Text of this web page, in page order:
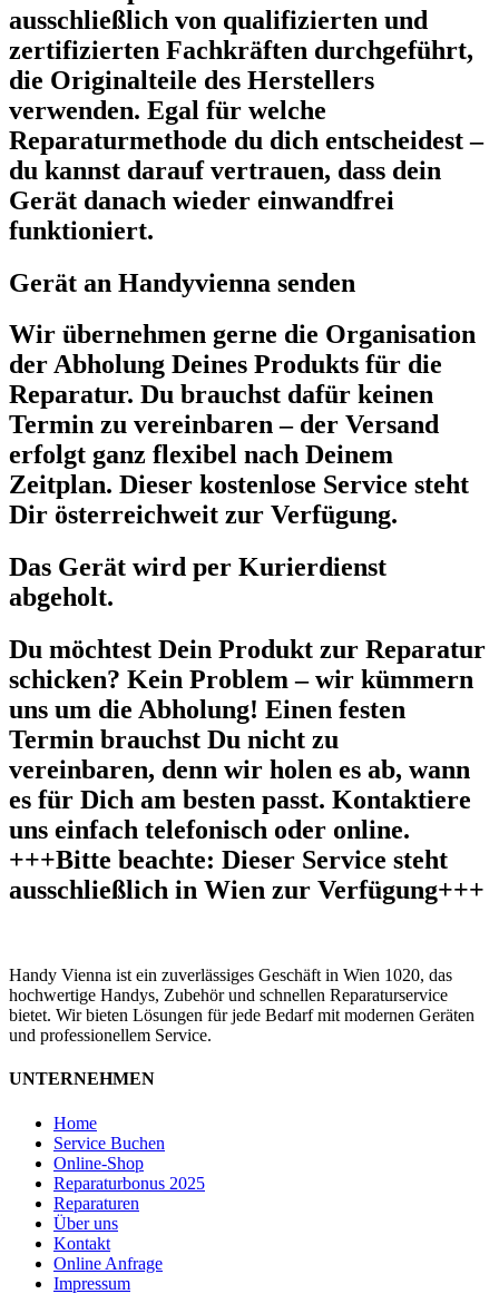
ausschließlich von qualifizierten und
zertifizierten Fachkräften durchgeführt,
die Originalteile des Herstellers
verwenden. Egal für welche
Reparaturmethode du dich entscheidest –
du kannst darauf vertrauen, dass dein
Gerät danach wieder einwandfrei
funktioniert.
Gerät an Handyvienna senden
Wir übernehmen gerne die Organisation
der Abholung Deines Produkts für die
Reparatur. Du brauchst dafür keinen
Termin zu vereinbaren – der Versand
erfolgt ganz flexibel nach Deinem
Zeitplan. Dieser kostenlose Service steht
Dir österreichweit zur Verfügung.
Das Gerät wird per Kurierdienst
abgeholt.
Du möchtest Dein Produkt zur Reparatur
schicken? Kein Problem – wir kümmern
uns um die Abholung! Einen festen
Termin brauchst Du nicht zu
vereinbaren, denn wir holen es ab, wann
es für Dich am besten passt. Kontaktiere
uns einfach telefonisch oder online.
+++Bitte beachte: Dieser Service steht
ausschließlich in Wien zur Verfügung+++
Handy Vienna ist ein zuverlässiges Geschäft in Wien 1020, das
hochwertige Handys, Zubehör und schnellen Reparaturservice
bietet. Wir bieten Lösungen für jede Bedarf mit modernen Geräten
und professionellem Service.
UNTERNEHMEN
Home
Service Buchen
Online-Shop
Reparaturbonus 2025
Reparaturen
Über uns
Kontakt
Online Anfrage
Impressum